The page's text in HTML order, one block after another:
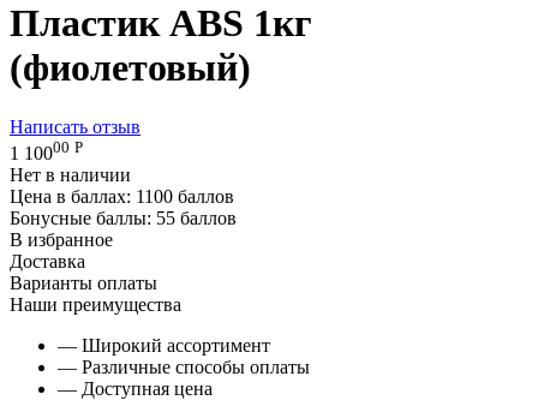
Пластик ABS 1кг
(фиолетовый)
Написать отзыв
1 10000 Р
Нет в наличии
Цена в баллах: 1100 баллов
Бонусные баллы: 55 баллов
В избранное
Доставка
Варианты оплаты
Наши преимущества
— Широкий ассортимент
— Различные способы оплаты
— Доступная цена